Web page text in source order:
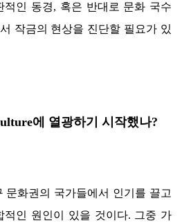
적인 동경, 혹은 반대로 문화 국수
작금의 현상을 진단할 필요가 있
에 열광하기 시작했나?
문화권의 국가들에서 인기를 끌고
적인 원인이 있을 것이다. 그중 가